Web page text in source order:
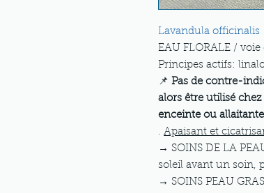
Lavandula officinalis
EAU FLORALE /
Principes actifs:
📌 Pas de contre-
alors être utilisé
enceinte ou
. Apaisant et
→ SOINS DE LA
soleil avant un soin,
→ SOINS PEAU